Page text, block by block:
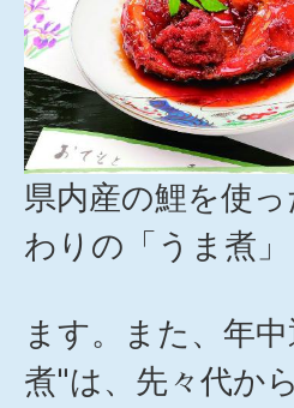
県内産の鯉を使
わりの「うま煮」
ます。また、年
煮"は、先々代か